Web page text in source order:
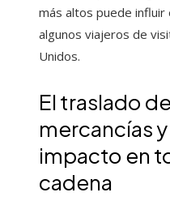
más altos puede influir
algunos viajeros de
Unidos.
El traslado de
mercancías y
impacto en
cadena